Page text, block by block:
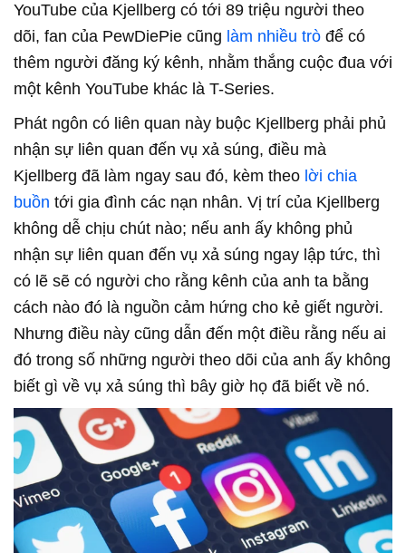
YouTube của Kjellberg có tới 89 triệu người theo
dõi, fan của PewDiePie cũng làm nhiều trò để có
thêm người đăng ký kênh, nhằm thắng cuộc đua với
một kênh YouTube khác là T-Series.
Phát ngôn có liên quan này buộc Kjellberg phải phủ
nhận sự liên quan đến vụ xả súng, điều mà
Kjellberg đã làm ngay sau đó, kèm theo lời chia
buồn tới gia đình các nạn nhân. Vị trí của Kjellberg
không dễ chịu chút nào; nếu anh ấy không phủ
nhận sự liên quan đến vụ xả súng ngay lập tức, thì
có lẽ sẽ có người cho rằng kênh của anh ta bằng
cách nào đó là nguồn cảm hứng cho kẻ giết người.
Nhưng điều này cũng dẫn đến một điều rằng nếu ai
đó trong số những người theo dõi của anh ấy không
biết gì về vụ xả súng thì bây giờ họ đã biết về nó.